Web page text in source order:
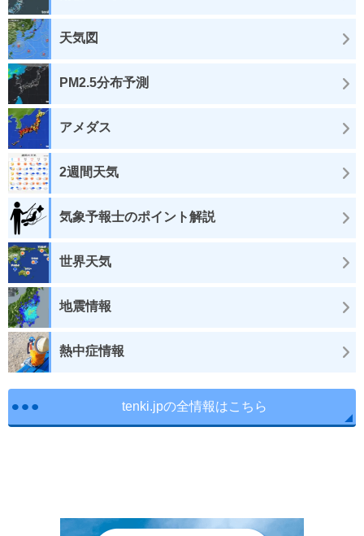
天気図
PM2.5分布予測
アメダス
2週間天気
気象予報士のポイント解説
世界天気
地震情報
熱中症情報
tenki.jpの全情報はこちら